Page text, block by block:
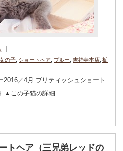
の子 ショートヘア ブルー 吉祥寺本店 栃
2016／4月 ブリティッシュショート
▲この子猫の詳細…
トヘア（三兄弟レッドの